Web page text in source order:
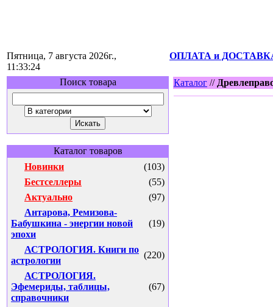
Пятница, 7 августа 2026г.,
11:33:24
ОПЛАТА и
Поиск товара
Каталог товаров
Новинки
(103)
Бестселлеры
(55)
Актуально
(97)
Антарова, Ремизова-
Бабушкина - энергии новой
эпохи
(19)
АСТРОЛОГИЯ. Книги по
астрологии
(220)
АСТРОЛОГИЯ.
Эфемериды, таблицы,
справочники
(67)
Каталог //